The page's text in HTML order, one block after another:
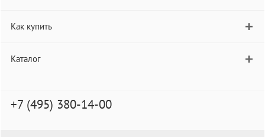
Как купить
Каталог
+7 (495) 380-14-00